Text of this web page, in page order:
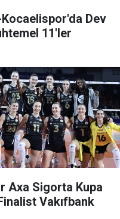
Dev
11'ler
Axa Sigorta Kupa
Vakıfbank